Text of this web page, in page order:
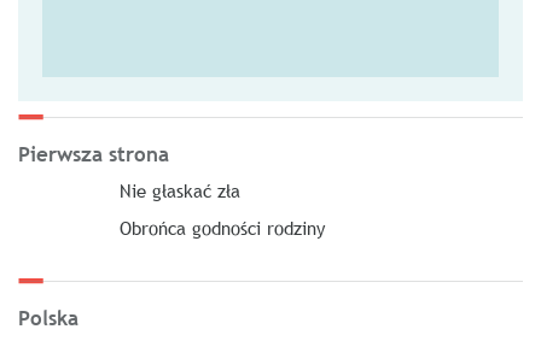
Pierwsza strona
Nie głaskać zła
Obrońca godności rodziny
Polska